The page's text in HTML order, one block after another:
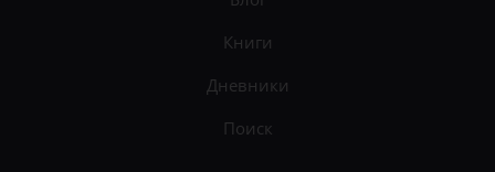
Книги
Дневники
Поиск